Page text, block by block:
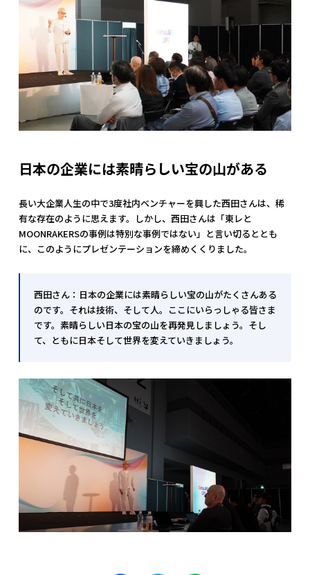
日本の企業には素晴らしい宝の山がある
長い大企業人生の中で3度社内ベンチャーを興した西田さんは、稀
有な存在のように思えます。しかし、西田さんは「東レと
MOONRAKERSの事例は特別な事例ではない」と言い切るととも
に、このようにプレゼンテーションを締めくくりました。
西田さん：日本の企業には素晴らしい宝の山がたくさんある
のです。それは技術、そして人。ここにいらっしゃる皆さま
です。素晴らしい日本の宝の山を再発見しましょう。そし
て、ともに日本そして世界を変えていきましょう。